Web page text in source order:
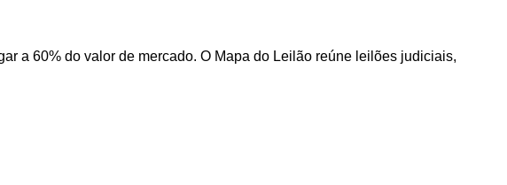
a 60% do valor de mercado. O Mapa do Leilão reúne leilões judiciais,